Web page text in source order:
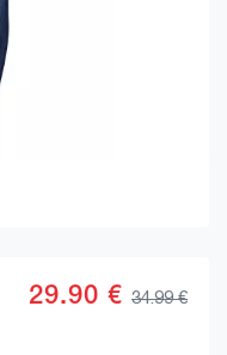
29.90 € 34.99 €